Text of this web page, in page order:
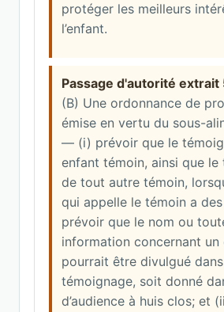
protéger les meilleurs
l’enfant.
Passage d'autorité extrait
(B) Une ordonnance de
émise en vertu du sous-
— (i) prévoir que le
enfant témoin, ainsi que le
de tout autre témoin,
qui appelle le témoin a
prévoir que le nom ou
information concernant un
pourrait être divulgué
témoignage, soit donné
d’audience à huis clos; et